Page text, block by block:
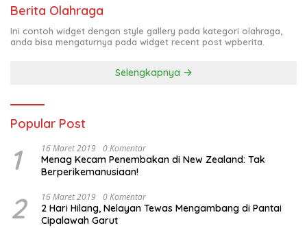
Berita Olahraga
Ini contoh widget dengan style gallery pada kategori olahraga,
anda bisa mengaturnya pada widget recent post wpberita.
Selengkapnya
Popular Post
1 16 Maret 2019 0 Komentar
Menag Kecam Penembakan di New Zealand: Tak
Berperikemanusiaan!
2 16 Maret 2019 0 Komentar
2 Hari Hilang, Nelayan Tewas Mengambang di Pantai
Cipalawah Garut